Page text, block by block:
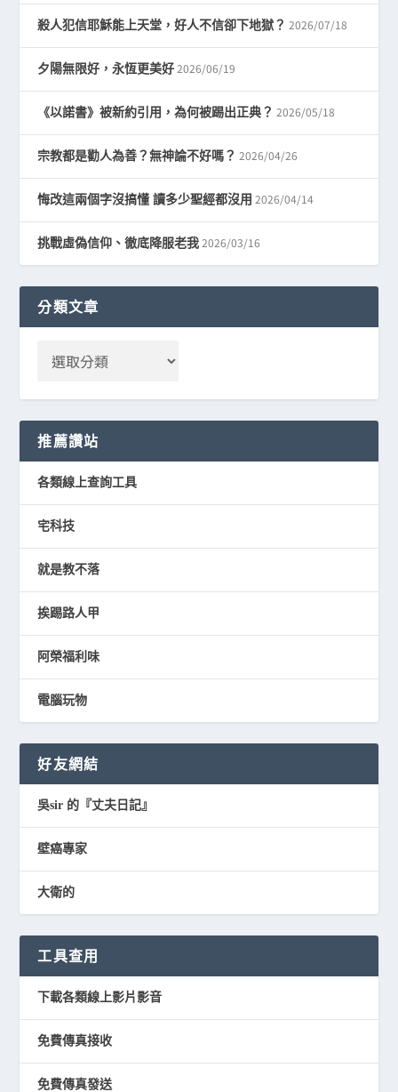
殺人犯信耶穌能上天堂，好人不信卻下地獄？ 2026/07/18
夕陽無限好，永恆更美好 2026/06/19
《以諾書》被新約引用，為何被踢出正典？ 2026/05/18
宗教都是勸人為善？無神論不好嗎？ 2026/04/26
悔改這兩個字沒搞懂 讀多少聖經都沒用 2026/04/14
挑戰虛偽信仰、徹底降服老我 2026/03/16
分類文章
推薦讚站
各類線上查詢工具
宅科技
就是教不落
挨踢路人甲
阿榮福利味
電腦玩物
好友網結
吳sir 的『丈夫日記』
壁癌專家
大衛的
工具查用
下載各類線上影片影音
免費傳真接收
免費傳真發送